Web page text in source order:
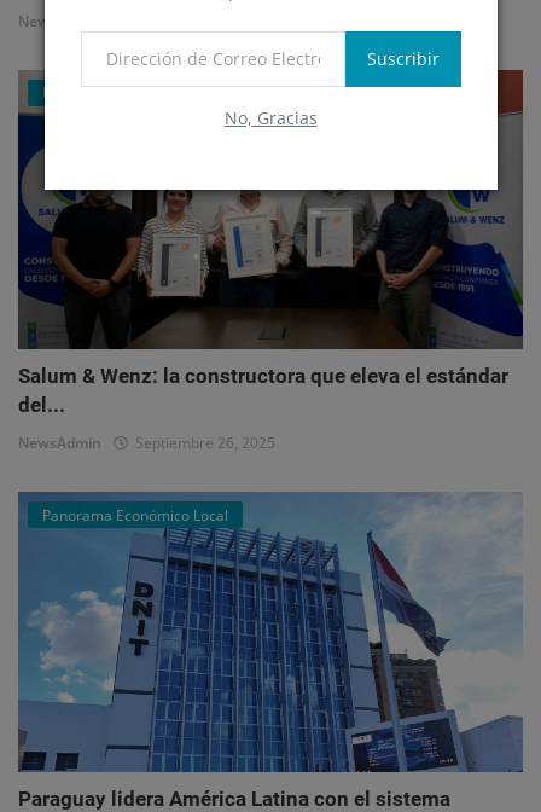
Suscribir
No, Gracias
NewsAdmin
Mercado Inmobiliario Empresarial
Salum & Wenz: la constructora que eleva el estándar
del...
NewsAdmin Septiembre 26, 2025
Panorama Económico Local
Paraguay lidera América Latina con el sistema